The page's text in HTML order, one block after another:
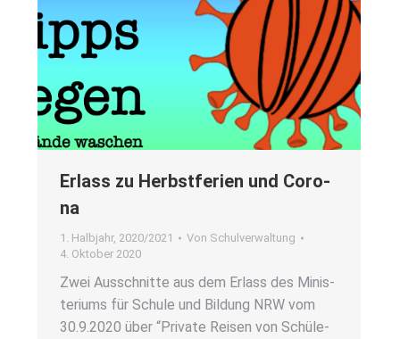
Erlass zu Herbst­fe­ri­en und Coro­
na
1. Halbjahr, 2020/2021 Von Schulverwaltung
4. Oktober 2020
Zwei Aus­schnit­te aus dem Erlass des Minis­
te­ri­ums für Schu­le und Bil­dung NRW vom
30.9.2020 über “Pri­va­te Rei­sen von Schü­le­